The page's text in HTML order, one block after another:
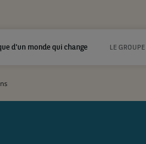
d'un monde qui change LE GROUPE